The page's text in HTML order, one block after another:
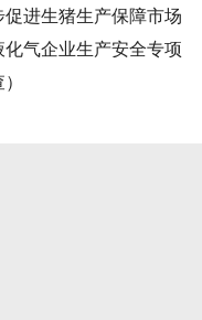
进生猪生产保障市场
气企业生产安全专项